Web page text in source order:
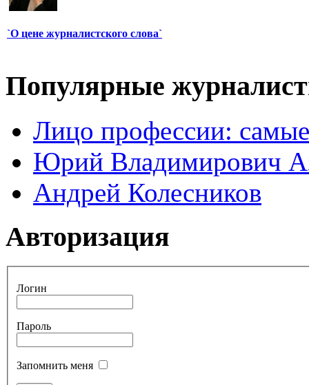
`О цене журналистского слова`
Популярные
Лицо профессии:
Юрий Владимирович
Андрей Колесников
Авторизация
Логин
Пароль
Запомнить меня